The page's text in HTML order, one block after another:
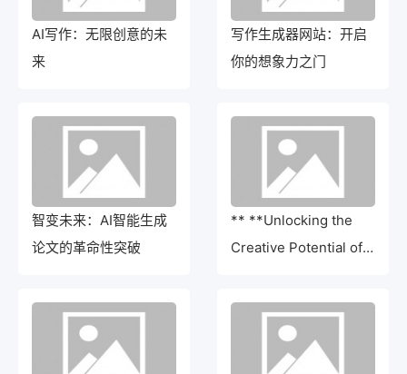
AI写作：无限创意的未
来
写作生成器网站：开启
你的想象力之门
智变未来：AI智能生成
论文的革命性突破
** **Unlocking the
Creative Potential of
Intelligence**